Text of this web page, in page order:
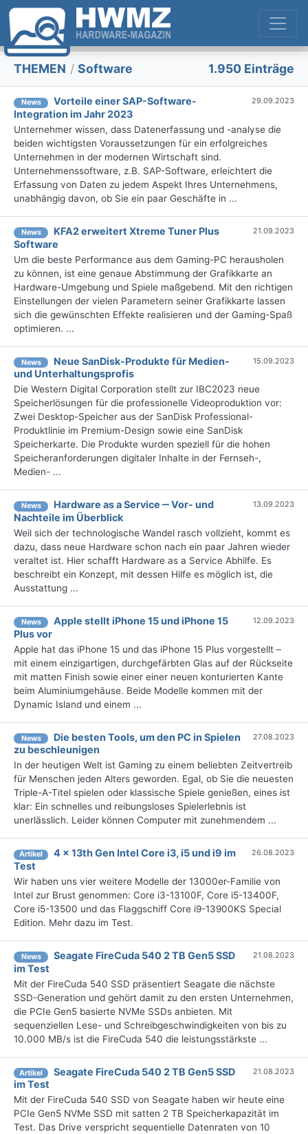
THEMEN / Software 1.950 Einträge
News
Vorteile einer SAP-Software-
Integration im Jahr 2023
29.09.2023
Unternehmer wissen, dass Datenerfassung und -analyse die
beiden wichtigsten Voraussetzungen für ein erfolgreiches
Unternehmen in der modernen Wirtschaft sind.
Unternehmenssoftware, z.B. SAP-Software, erleichtert die
Erfassung von Daten zu jedem Aspekt Ihres Unternehmens,
unabhängig davon, ob Sie ein paar Geschäfte in ...
News
KFA2 erweitert Xtreme Tuner Plus
Software
21.09.2023
Um die beste Performance aus dem Gaming-PC herausholen
zu können, ist eine genaue Abstimmung der Grafikkarte an
Hardware-Umgebung und Spiele maßgebend. Mit den richtigen
Einstellungen der vielen Parametern seiner Grafikkarte lassen
sich die gewünschten Effekte realisieren und der Gaming-Spaß
optimieren. ...
News
Neue SanDisk-Produkte für Medien-
und Unterhaltungsprofis
15.09.2023
Die Western Digital Corporation stellt zur IBC2023 neue
Speicherlösungen für die professionelle Videoproduktion vor:
Zwei Desktop-Speicher aus der SanDisk Professional-
Produktlinie im Premium-Design sowie eine SanDisk
Speicherkarte. Die Produkte wurden speziell für die hohen
Speicheranforderungen digitaler Inhalte in der Fernseh-,
Medien- ...
News
Hardware as a Service ‒ Vor- und
Nachteile im Überblick
13.09.2023
Weil sich der technologische Wandel rasch vollzieht, kommt es
dazu, dass neue Hardware schon nach ein paar Jahren wieder
veraltet ist. Hier schafft Hardware as a Service Abhilfe. Es
beschreibt ein Konzept, mit dessen Hilfe es möglich ist, die
Ausstattung ...
News
Apple stellt iPhone 15 und iPhone 15
Plus vor
12.09.2023
Apple hat das iPhone 15 und das iPhone 15 Plus vorgestellt –
mit einem einzigartigen, durchgefärbten Glas auf der Rückseite
mit matten Finish sowie einer einer neuen konturierten Kante
beim Aluminiumgehäuse. Beide Modelle kommen mit der
Dynamic Island und einem ...
News
Die besten Tools, um den PC in Spielen
zu beschleunigen
27.08.2023
In der heutigen Welt ist Gaming zu einem beliebten Zeitvertreib
für Menschen jeden Alters geworden. Egal, ob Sie die neuesten
Triple-A-Titel spielen oder klassische Spiele genießen, eines ist
klar: Ein schnelles und reibungsloses Spielerlebnis ist
unerlässlich. Leider können Computer mit zunehmendem ...
Artikel
4 x 13th Gen Intel Core i3, i5 und i9 im
Test
26.08.2023
Wir haben uns vier weitere Modelle der 13000er-Familie von
Intel zur Brust genommen: Core i3-13100F, Core i5-13400F,
Core i5-13500 und das Flaggschiff Core i9-13900KS Special
Edition. Mehr dazu im Test.
News
Seagate FireCuda 540 2 TB Gen5 SSD
im Test
21.08.2023
Mit der FireCuda 540 SSD präsentiert Seagate die nächste
SSD-Generation und gehört damit zu den ersten Unternehmen,
die PCIe Gen5 basierte NVMe SSDs anbieten. Mit
sequenziellen Lese- und Schreibgeschwindigkeiten von bis zu
10.000 MB/s ist die FireCuda 540 die leistungsstärkste ...
Artikel
Seagate FireCuda 540 2 TB Gen5 SSD
im Test
21.08.2023
Mit der FireCuda 540 SSD von Seagate haben wir heute eine
PCIe Gen5 NVMe SSD mit satten 2 TB Speicherkapazität im
Test. Das Drive verspricht sequentielle Datenraten von 10